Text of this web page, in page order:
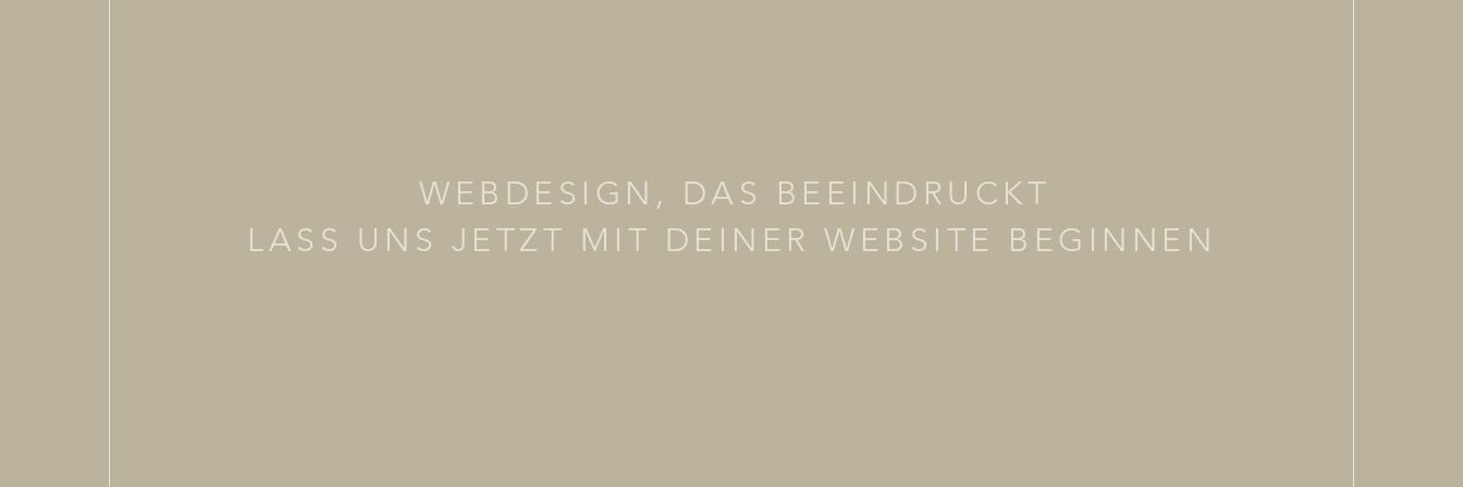
WEBDESIGN, DAS BEEINDRUCKT
LASS UNS JETZT MIT DEINER WEBSITE BEGINNEN